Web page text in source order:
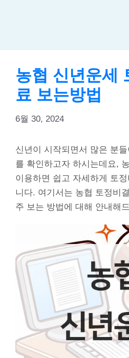
농협 신년운세
료 보는방법
6월 30, 2024
신년이 시작되면서 많은 분
를 확인하고자 하시는데요,
이용하면 쉽고 자세하게 토
니다. 여기서는 농협 토정비
주 보는 방법에 대해 안내해